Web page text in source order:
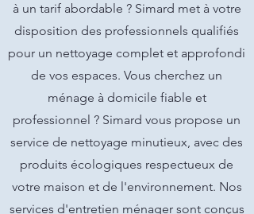
à un tarif abordable ? Simard met à votre
disposition des professionnels qualifiés
pour un nettoyage complet et approfondi
de vos espaces. Vous cherchez un
ménage à domicile fiable et
professionnel ? Simard vous propose un
service de nettoyage minutieux, avec des
produits écologiques respectueux de
votre maison et de l'environnement. Nos
services d'entretien ménager sont conçus